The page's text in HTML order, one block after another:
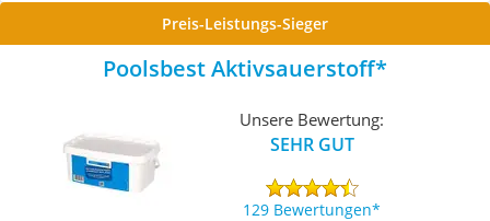
Preis-Leistungs-Sieger
Poolsbest Aktivsauerstoff
Unsere Bewertung:
SEHR GUT
129 Bewertungen